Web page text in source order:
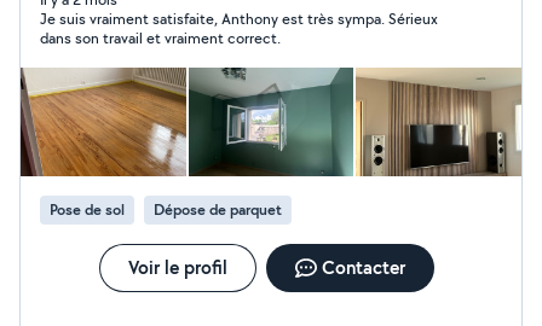
acoustique optimal - Peinture : des couleurs qui vous
ressemblent avec zéro défauts ! - Sols souples : pour un
confort et une esthétique parfaite Je suis avant tout un
professionnel et à l'écoute de vos besoins. Je travail
avec passion et dévouement pour vous offrir des
résultats qui dépassent vos attentes. Ma priorité ?
Votre satisfaction ! Je suis là pour vous aider à donner
vie à vos projets de rénovation et de construction.
Contactez-moi pour discuter de vos idées et de vos
besoins !" Anthony.H
Je suis vraiment satisfaite, Anthony est très sympa. Sérieux
dans son travail et vraiment correct.
Pose de sol Dépose de parquet
Voir le profil Contacter